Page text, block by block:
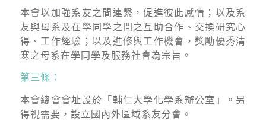
本會以加強系友之間連繫，促進彼此感情；以及系
友與母系及在學同學之間之互助合作、交換研究心
得、工作經驗；以及進修與工作機會，獎勵優秀清
寒之母系在學同學及服務社會為宗旨。
第三條：
本會總會會址設於「輔仁大學化學系辦公室」。另
得視需要，設立國內外區域系友分會。